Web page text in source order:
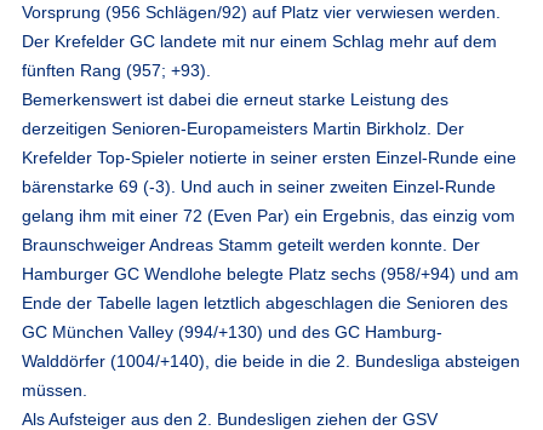
Vorsprung (956 Schlägen/92) auf Platz vier verwiesen werden.
Der Krefelder GC landete mit nur einem Schlag mehr auf dem
fünften Rang (957; +93).
Bemerkenswert ist dabei die erneut starke Leistung des
derzeitigen Senioren-Europameisters Martin Birkholz. Der
Krefelder Top-Spieler notierte in seiner ersten Einzel-Runde eine
bärenstarke 69 (-3). Und auch in seiner zweiten Einzel-Runde
gelang ihm mit einer 72 (Even Par) ein Ergebnis, das einzig vom
Braunschweiger Andreas Stamm geteilt werden konnte. Der
Hamburger GC Wendlohe belegte Platz sechs (958/+94) und am
Ende der Tabelle lagen letztlich abgeschlagen die Senioren des
GC München Valley (994/+130) und des GC Hamburg-
Walddörfer (1004/+140), die beide in die 2. Bundesliga absteigen
müssen.
Als Aufsteiger aus den 2. Bundesligen ziehen der GSV